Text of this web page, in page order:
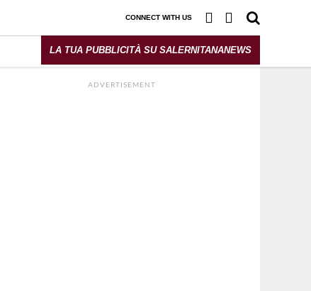
CONNECT WITH US
LA TUA PUBBLICITÀ SU SALERNITANANEWS
ADVERTISEMENT